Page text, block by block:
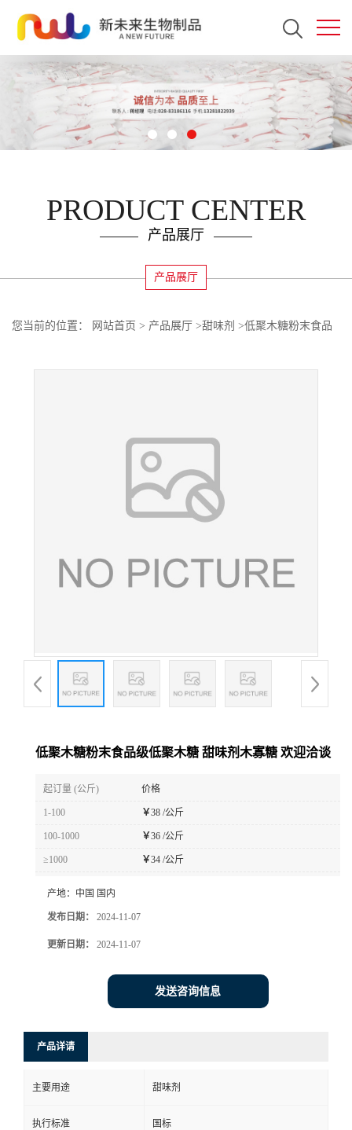
PRODUCT CENTER
产品展厅
产品展厅
您当前的位置： 网站首页 > 产品展厅 >甜味剂 >低聚木糖粉末食品
低聚木糖粉末食品级低聚木糖 甜味剂木寡糖 欢迎洽谈
起订量 (公斤) 价格
1-100 ￥38 /公斤
100-1000 ￥36 /公斤
≥1000 ￥34 /公斤
产地： 中国 国内
发布日期： 2024-11-07
更新日期： 2024-11-07
发送咨询信息
产品详请
主要用途 甜味剂
执行标准 国标